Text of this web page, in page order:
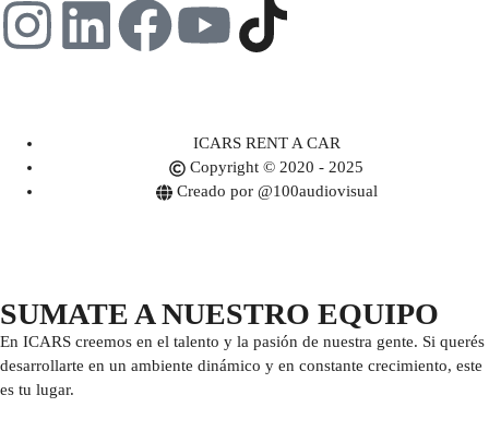
ICARS RENT A CAR
Copyright © 2020 - 2025
Creado por @100audiovisual
SUMATE A NUESTRO EQUIPO
En ICARS creemos en el talento y la pasión de nuestra gente. Si querés
desarrollarte en un ambiente dinámico y en constante crecimiento, este
es tu lugar.